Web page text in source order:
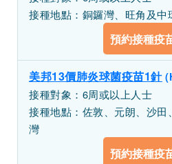
接種地點：銅鑼灣、旺角及中
預約接種疫
美邦13價肺炎球菌疫苗1針
接種對象：6周或以上人士
接種地點：佐敦、元朗、沙
灣
預約接種疫